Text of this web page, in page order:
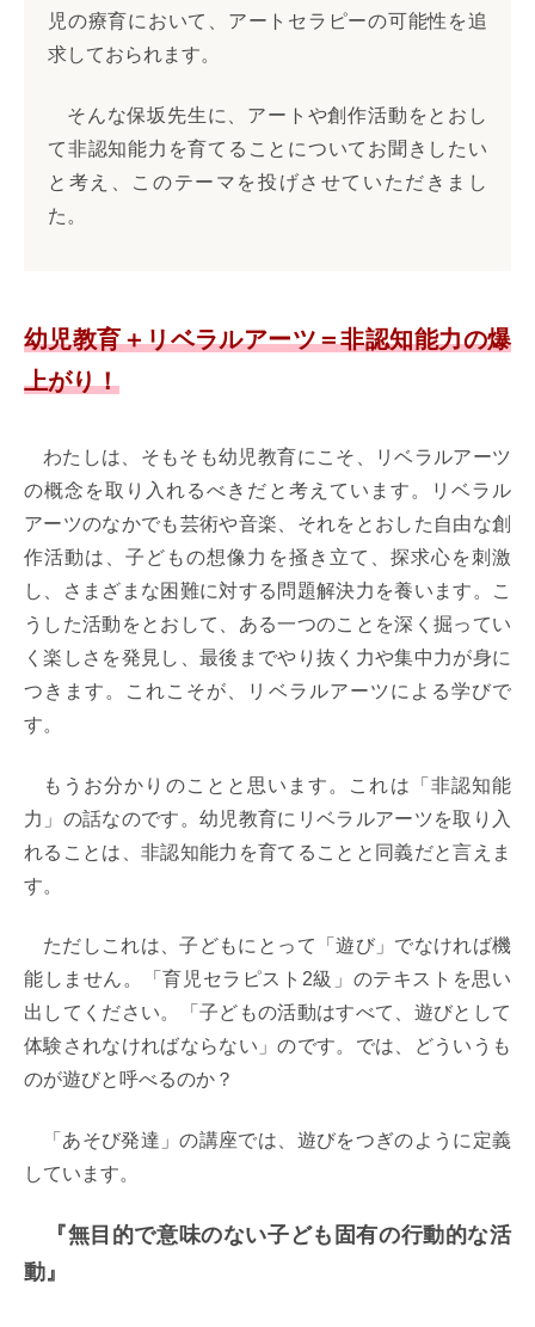
児の療育において、アートセラピーの可能性を追
求しておられます。
そんな保坂先生に、アートや創作活動をとおし
て非認知能力を育てることについてお聞きしたい
と考え、このテーマを投げさせていただきまし
た。
幼児教育＋リベラルアーツ＝非認知能力の爆
上がり！
わたしは、そもそも幼児教育にこそ、リベラルアーツ
の概念を取り入れるべきだと考えています。リベラル
アーツのなかでも芸術や音楽、それをとおした自由な創
作活動は、子どもの想像力を掻き立て、探求心を刺激
し、さまざまな困難に対する問題解決力を養います。こ
うした活動をとおして、ある一つのことを深く掘ってい
く楽しさを発見し、最後までやり抜く力や集中力が身に
つきます。これこそが、リベラルアーツによる学びで
す。
もうお分かりのことと思います。これは「非認知能
力」の話なのです。幼児教育にリベラルアーツを取り入
れることは、非認知能力を育てることと同義だと言えま
す。
ただしこれは、子どもにとって「遊び」でなければ機
能しません。「育児セラピスト2級」のテキストを思い
出してください。「子どもの活動はすべて、遊びとして
体験されなければならない」のです。では、どういうも
のが遊びと呼べるのか？
「あそび発達」の講座では、遊びをつぎのように定義
しています。
『無目的で意味のない子ども固有の行動的な活
動』